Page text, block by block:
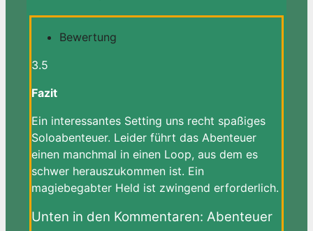
Bewertung
3.5
Fazit
Ein interessantes Setting uns recht spaßiges
Soloabenteuer. Leider führt das Abenteuer
einen manchmal in einen Loop, aus dem es
schwer herauszukommen ist. Ein
magiebegabter Held ist zwingend erforderlich.
Unten in den Kommentaren: Abenteuer